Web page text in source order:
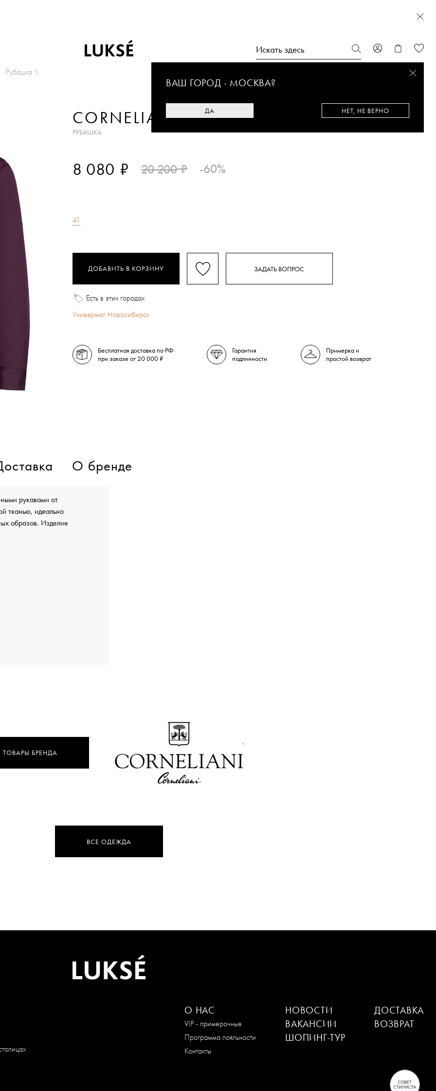
ВАШ ГОРОД - МОСКВА?
ДА НЕТ, НЕ ВЕРНО
Рубашка
CORNELIANI
РУБАШКА
8 080 ₽ 20 200₽ -60%
41
ДОБАВИТЬ В КОРЗИНУ ЗАДАТЬ ВОПРОС
Есть в этих городах
Универмаг Новосибирск
Бесплатная доставка по РФ
при заказе от 20 000 ₽
Гарантия
подлинности
Примерка и
простой возврат
О бренде
рукавами от
тканью, идеально
образов. Изделие
ТОВАРЫ БРЕНДА
ВСЕ ОДЕЖДА
О НАС
VIP - примерочные
Программа лояльности
Контакты
НОВОСТИ
ВАКАНСИИ
ШОПИНГ-ТУР
ДОСТАВКА
ВОЗВРАТ